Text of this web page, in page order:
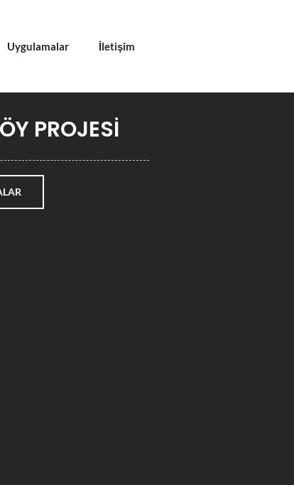
Uygulamalar İletişim
PROJESİ